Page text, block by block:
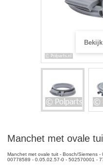
Manchet met ovale
Manchet met ovale tuit - Bosch/Siemens
00778589 - 0.05.02.57-0 - 502570001 -